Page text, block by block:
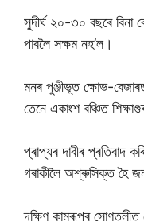
সুদীৰ্ঘ ২০-৩০ বছৰে বিনা
পাবলৈ সক্ষম নহ’ল।
মনৰ পুঞ্জীভূত ক্ষোভ-
তেনে একাংশ বঞ্চিত
প্ৰাপ্যৰ দাবীৰ প্ৰতিবাদ
গৰাকীলৈ অশ্ৰুসিক্ত হৈ
দক্ষিণ কামৰূপৰ সোণতলীত